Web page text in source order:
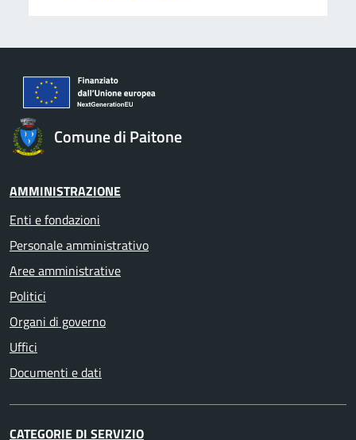
Comune di Paitone
AMMINISTRAZIONE
Enti e fondazioni
Personale amministrativo
Aree amministrative
Politici
Organi di governo
Uffici
Documenti e dati
CATEGORIE DI SERVIZIO